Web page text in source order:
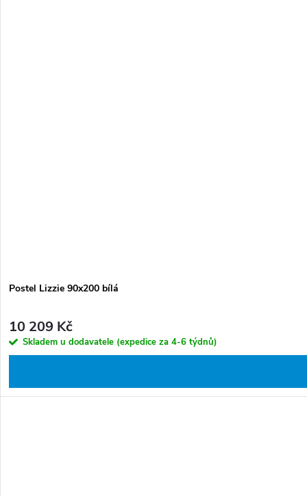
Postel Lizzie 90x200 bílá
10 209 Kč
Skladem u dodavatele (expedice za 4-6 týdnů)